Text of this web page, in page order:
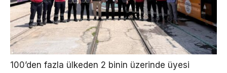
100’den fazla ülkeden 2 binin üzerinde üyesi